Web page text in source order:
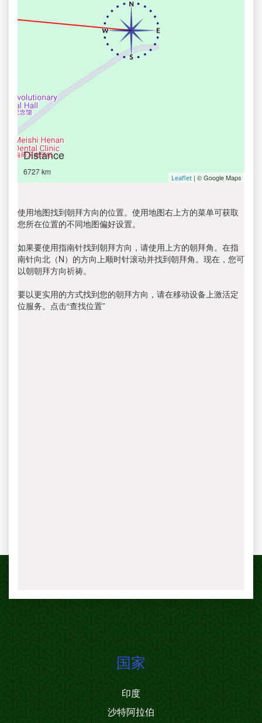
Distance
6727 km
Leaflet | © Google Maps
使用地图找到朝拜方向的位置。使用地图右上方的菜单可获取
您所在位置的不同地图偏好设置。
如果要使用指南针找到朝拜方向，请使用上方的朝拜角。在指
南针向北（N）的方向上顺时针滚动并找到朝拜角。现在，您可
以朝朝拜方向祈祷。
要以更实用的方式找到您的朝拜方向，请在移动设备上激活定
位服务。点击“查找位置”
国家
印度
沙特阿拉伯